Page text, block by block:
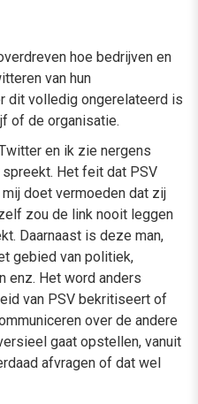
hoe bedrijven en
van hun
dit volledig ongerelateerd is
of de organisatie.
en ik zie nergens
spreekt. Het feit dat PSV
doet vermoeden dat zij
zou de link nooit leggen
Daarnaast is deze man,
gebied van politiek,
enz. Het word anders
van PSV bekritiseert of
over de andere
gaat opstellen, vanuit
afvragen of dat wel